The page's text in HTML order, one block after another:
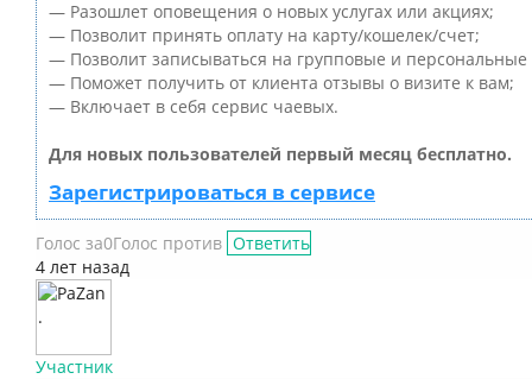
— Разошлет оповещения о новых услугах или акциях;
— Позволит принять оплату на карту/кошелек/счет;
— Позволит записываться на групповые и
— Поможет получить от клиента отзывы о визите к вам;
— Включает в себя сервис чаевых.
Для новых пользователей первый месяц бесплатно.
Зарегистрироваться в сервисе
Голос за0Голос против Ответить
4 лет назад
Участник